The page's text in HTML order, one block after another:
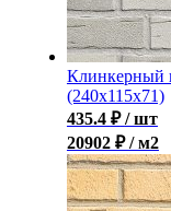
Клинкерный
(240х115х71)
435.4 ₽ / шт
20902 ₽ / м2